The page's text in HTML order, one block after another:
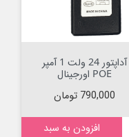
آداپتور 24 ولت 1 آمپر
POE اورجینال
قیمت
790,000 تومان
افزودن به سبد